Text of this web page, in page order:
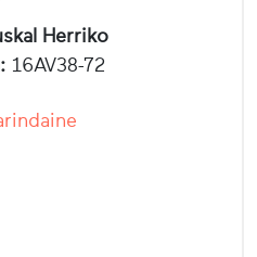
Herriko
16AV38-72